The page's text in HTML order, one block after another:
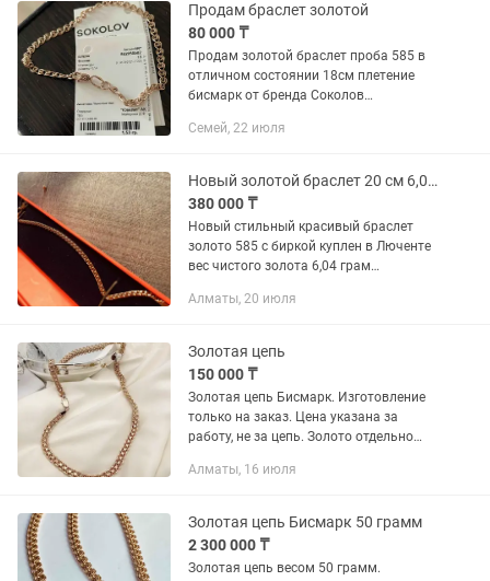
Продам браслет золотой
80 000 ₸
Продам золотой браслет проба 585 в
отличном состоянии 18см плетение
бисмарк от бренда Соколов
Семей, 22 июля
Новый золотой браслет 20 см 6,04 гр
380 000 ₸
Новый стильный красивый браслет
золото 585 с биркой куплен в Люченте
вес чистого золота 6,04 грам
красивое плетение Бисмарк хороший
Алматы, 20 июля
Золотая цепь
150 000 ₸
Золотая цепь Бисмарк. Изготовление
только на заказ. Цена указана за
работу, не за цепь. Золото отдельно
полностью в ручную. Держит пробу.
Алматы, 16 июля
Золотая цепь Бисмарк 50 грамм
2 300 000 ₸
Золотая цепь весом 50 грамм.